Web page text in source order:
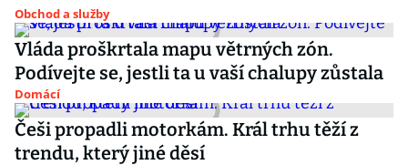
Obchod a služby
Vláda proškrtala mapu větrných zón.
Podívejte se, jestli ta u vaší chalupy zůstala
Domácí
Češi propadli motorkám. Král trhu těží z
trendu, který jiné děsí